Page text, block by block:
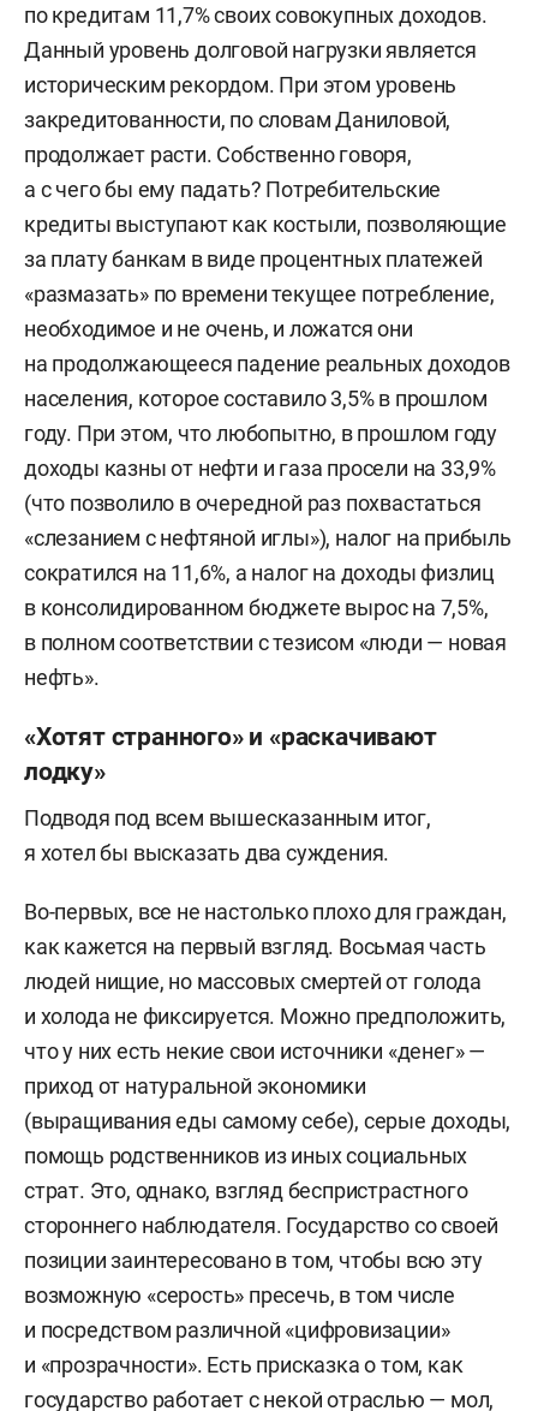
по кредитам 11,7% своих совокупных доходов.
Данный уровень долговой нагрузки является
историческим рекордом. При этом уровень
закредитованности, по словам Даниловой,
продолжает расти. Собственно говоря,
а с чего бы ему падать? Потребительские
кредиты выступают как костыли, позволяющие
за плату банкам в виде процентных платежей
«размазать» по времени текущее потребление,
необходимое и не очень, и ложатся они
на продолжающееся падение реальных доходов
населения, которое составило 3,5% в прошлом
году. При этом, что любопытно, в прошлом году
доходы казны от нефти и газа просели на 33,9%
(что позволило в очередной раз похвастаться
«слезанием с нефтяной иглы»), налог на прибыль
сократился на 11,6%, а налог на доходы физлиц
в консолидированном бюджете вырос на 7,5%,
в полном соответствии с тезисом «люди — новая
нефть».
«Хотят странного» и «раскачивают
лодку»
Подводя под всем вышесказанным итог,
я хотел бы высказать два суждения.
Во-первых, все не настолько плохо для граждан,
как кажется на первый взгляд. Восьмая часть
людей нищие, но массовых смертей от голода
и холода не фиксируется. Можно предположить,
что у них есть некие свои источники «денег» —
приход от натуральной экономики
(выращивания еды самому себе), серые доходы,
помощь родственников из иных социальных
страт. Это, однако, взгляд беспристрастного
стороннего наблюдателя. Государство со своей
позиции заинтересовано в том, чтобы всю эту
возможную «серость» пресечь, в том числе
и посредством различной «цифровизации»
и «прозрачности». Есть присказка о том, как
государство работает с некой отраслью — мол,